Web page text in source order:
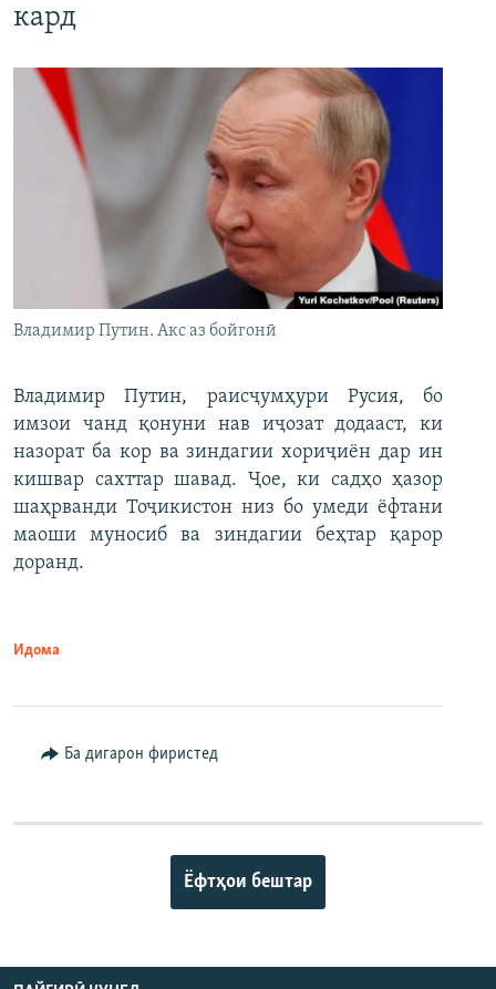
кард
Владимир Путин. Акс аз бойгонӣ
Владимир Путин, раисҷумҳури Русия, бо
имзои чанд қонуни нав иҷозат додааст, ки
назорат ба кор ва зиндагии хориҷиён дар ин
кишвар сахттар шавад. Ҷое, ки садҳо ҳазор
шаҳрванди Тоҷикистон низ бо умеди ёфтани
маоши муносиб ва зиндагии беҳтар қарор
доранд.
Идома
Ба дигарон фиристед
Ёфтҳои бештар